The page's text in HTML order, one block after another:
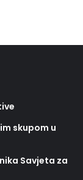
skupom u
Savjeta za